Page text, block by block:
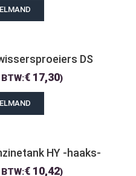
DS
€17,30)
HY -haaks-
€10,42)